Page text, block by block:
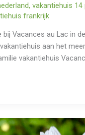
,vakantiehuis 14
frankrijk
bij Vacances au Lac in
aan het
vakantiehuis